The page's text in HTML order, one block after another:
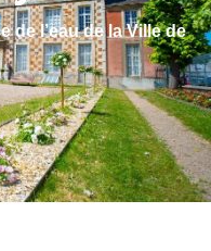
de l’eau de la Ville de